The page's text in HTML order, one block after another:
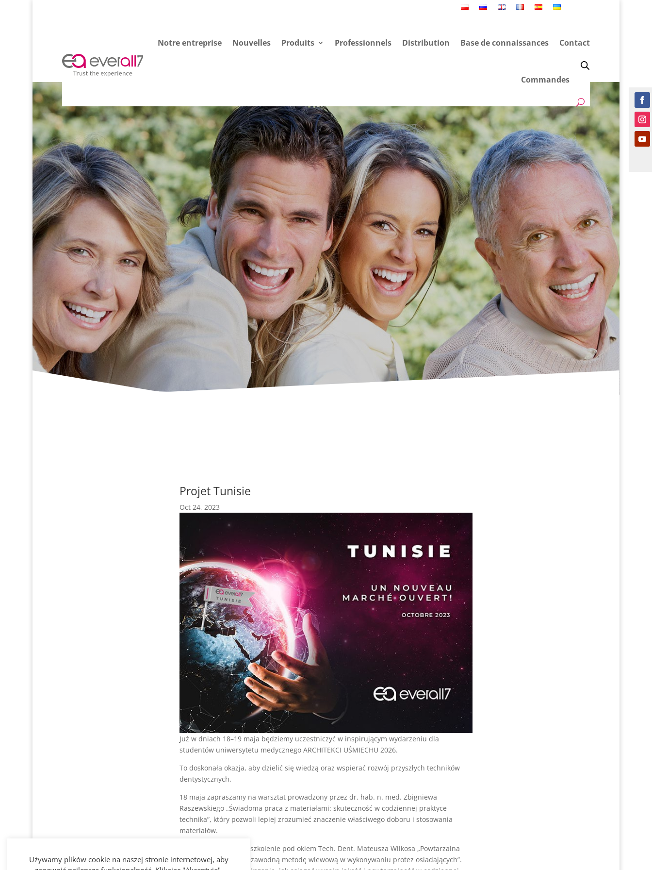
Notre entreprise Nouvelles Produits Professionnels Distribution Base de connaissances Contact
Commandes
Projet Tunisie
Oct 24, 2023
Już w dniach 18–19 maja będziemy uczestniczyć w inspirującym wydarzeniu dla
studentów uniwersytetu medycznego ARCHITEKCI UŚMIECHU 2026.
To doskonała okazja, aby dzielić się wiedzą oraz wspierać rozwój przyszłych techników
dentystycznych.
18 maja zapraszamy na warsztat prowadzony przez dr. hab. n. med. Zbigniewa
Raszewskiego „Świadoma praca z materiałami: skuteczność w codziennej praktyce
technika”, który pozwoli lepiej zrozumieć znaczenie właściwego doboru i stosowania
materiałów.
19 maja odbędzie się szkolenie pod okiem Tech. Dent. Mateusza Wilkosa „Powtarzalna
perfekcja – poznaj niezawodną metodę wlewową w wykonywaniu protez osiadających”.
Używamy plików cookie na naszej stronie internetowej, aby